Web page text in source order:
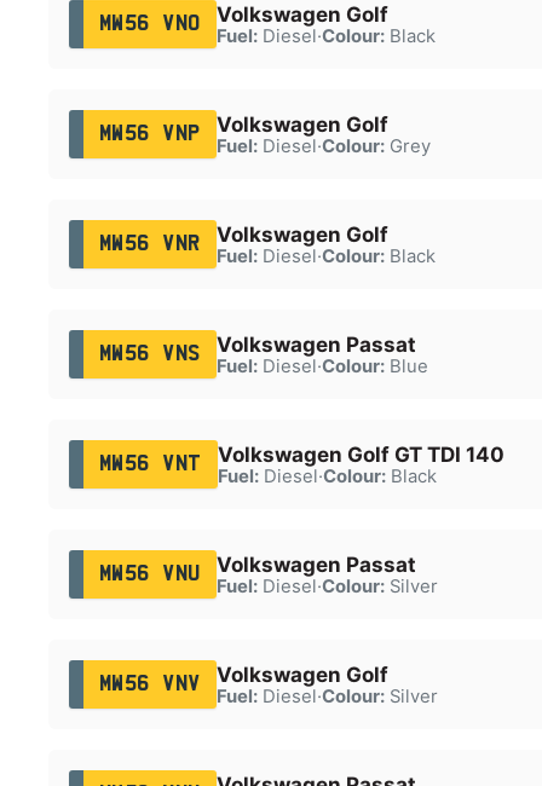
MW56 VNO Volkswagen Golf
Fuel:Diesel·Colour:Black
MW56 VNP Volkswagen Golf
Fuel:Diesel·Colour:Grey
MW56 VNR Volkswagen Golf
Fuel:Diesel·Colour:Black
MW56 VNS Volkswagen Passat
Fuel:Diesel·Colour:Blue
MW56 VNT Volkswagen Golf GT TDI 140
Fuel:Diesel·Colour:Black
MW56 VNU Volkswagen Passat
Fuel:Diesel·Colour:Silver
MW56 VNV Volkswagen Golf
Fuel:Diesel·Colour:Silver